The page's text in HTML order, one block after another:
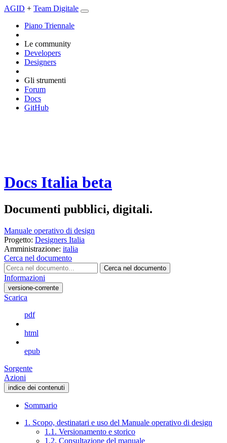
AGID + Team Digitale
Piano Triennale
Le community
Developers
Designers
Gli strumenti
Forum
Docs
GitHub
Docs Italia beta
Documenti pubblici, digitali.
Manuale operativo di design
Progetto: Designers Italia
Amministrazione: italia
Cerca nel documento
Cerca nel documento
Informazioni
versione-corrente
Scarica
pdf
html
epub
Sorgente
Azioni
indice dei contenuti
Sommario
1. Scopo, destinatari e uso del Manuale operativo di design
1.1. Versionamento e storico
1.2. Consultazione del manuale